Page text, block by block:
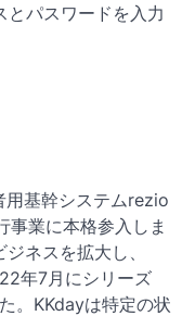
とパスワードを入力
用基幹システムrezio
業に本格参入しま
ネスを拡大し、
年7月にシリーズ
。KKdayは特定の状